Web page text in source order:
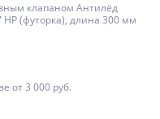
клапаном Антилёд
(футорка), длина 300 мм
от 3 000 руб.